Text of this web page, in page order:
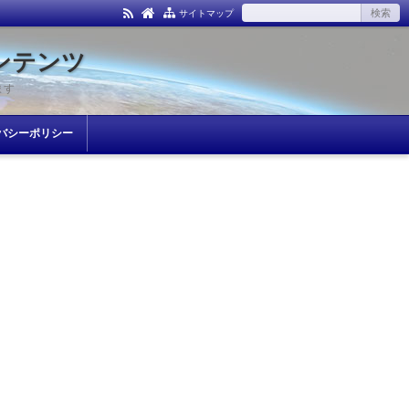
サイトマップ
テンツ
す
シーポリシー